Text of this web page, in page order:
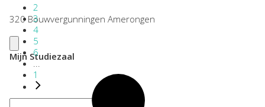
2
3
4
5
6
...
1
320 Bouwvergunningen Amerongen
Mijn Studiezaal